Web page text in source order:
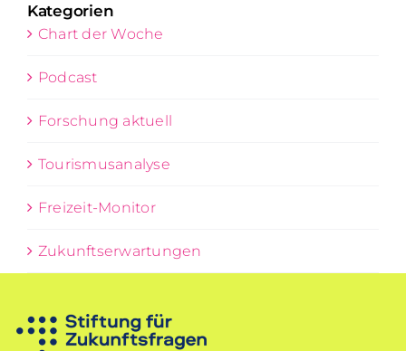
Kategorien
Chart der Woche
Podcast
Forschung aktuell
Tourismusanalyse
Freizeit-Monitor
Zukunftserwartungen